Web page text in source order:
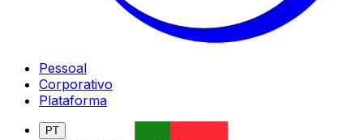
Pessoal
Corporativo
Plataforma
PT